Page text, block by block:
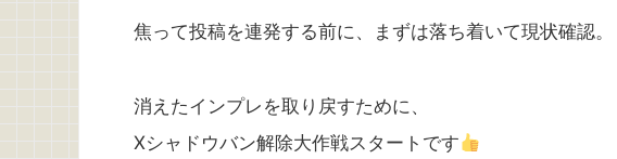
焦って投稿を連発する前に、まずは落ち着いて現状確認。
消えたインプレを取り戻すために、
Xシャドウバン解除大作戦スタートです